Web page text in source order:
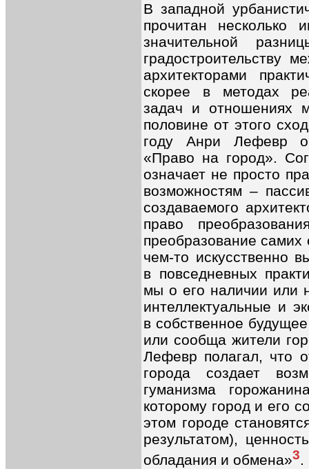
В западной
прочитан
значительной
градостроительству
архитекторами
скорее в методах
задач и отношениях
половине от этого
году Анри Лефевр
«Право на город».
означает не просто
возможностям –
создаваемого
право
преобразование самих
чем-то искусственно
в повседневных
мы о его наличии или
интеллектуальные и
в собственное
или сообща жители
Лефевр полагал, что
города создает
гуманизма
которому город и его
этом городе
результатом),
обладания и обмена»3.